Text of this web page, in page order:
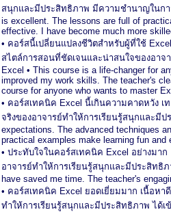
สนุกและมีประสิทธิภาพ มีความชำนาญในกา
is excellent. The lessons are full of
effective. I have become much more
• คอร์สนี้เปลี่ยนแปลงชีวิตสำหรับผู้ที่ใช้
สไตล์การสอนที่ชัดเจนและน่าสนใจของอาจ
Excel • This course is a life-changer for
improved my work skills. The teacher's
course for anyone who wants to master
• คอร์สเทคนิค Excel นี้เกินความคาดหวัง
จริงของอาจารย์ทำให้การเรียนรู้สนุกและมี
expectations. The advanced techniques
practical examples make learning fun
• ประทับใจในคอร์สเทคนิค Excel อย่างมา
อาจารย์ทำให้การเรียนรู้สนุกและมีประสิทธิภ
have saved me time. The teacher's
• คอร์สเทคนิค Excel ยอดเยี่ยมมาก เนื้อห
ทำให้การเรียนรู้สนุกและมีประสิทธิภาพ ได้เ